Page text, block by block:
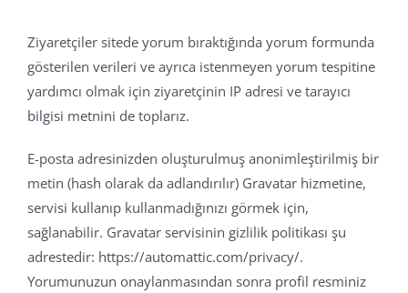
Ziyaretçiler sitede yorum bıraktığında yorum formunda
gösterilen verileri ve ayrıca istenmeyen yorum tespitine
yardımcı olmak için ziyaretçinin IP adresi ve tarayıcı
bilgisi metnini de toplarız.
E-posta adresinizden oluşturulmuş anonimleştirilmiş bir
metin (hash olarak da adlandırılır) Gravatar hizmetine,
servisi kullanıp kullanmadığınızı görmek için,
sağlanabilir. Gravatar servisinin gizlilik politikası şu
adrestedir: https://automattic.com/privacy/.
Yorumunuzun onaylanmasından sonra profil resminiz